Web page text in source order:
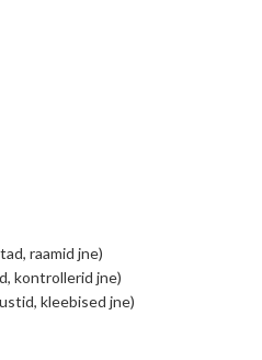
raamid jne)
kontrollerid jne)
kleebised jne)